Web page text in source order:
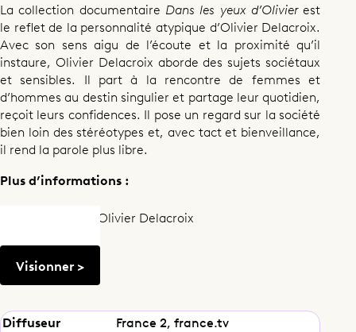
La collection documentaire Dans les yeux d’Olivierest
le reflet de la personnalité atypique d’Olivier Delacroix.
Avec son sens aigu de l’écoute et la proximité qu’il
instaure, Olivier Delacroix aborde des sujets sociétaux
et sensibles. Il part à la rencontre de femmes et
d’hommes au destin singulier et partage leur quotidien,
reçoit leurs confidences. Il pose un regard sur la société
bien loin des stéréotypes et, avec tact et bienveillance,
il rend la parole plus libre.
Plus d’informations :
par Olivier Delacroix
Visionner >
Diffuseur France 2, france.tv